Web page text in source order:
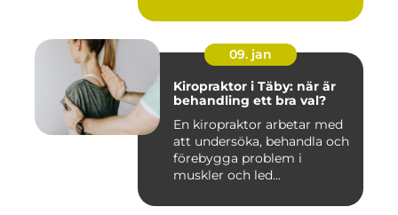
09. jan
Kiropraktor i Täby: när är
behandling ett bra val?
En kiropraktor arbetar med
att undersöka, behandla och
förebygga problem i
muskler och led...